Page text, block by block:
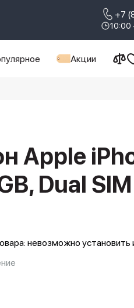
+7
10:00
Акции
Apple
Dual
невозможно установить